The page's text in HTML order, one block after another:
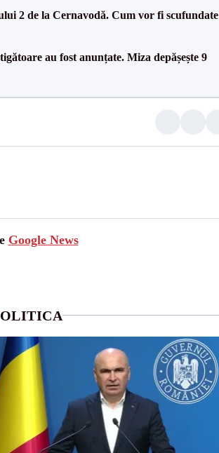
2 de la Cernavodă. Cum vor fi scufundate
au fost anunțate. Miza depășește 9
Google News